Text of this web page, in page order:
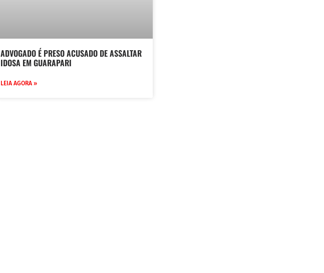
ADVOGADO É PRESO ACUSADO DE ASSALTAR
IDOSA EM GUARAPARI
LEIA AGORA »